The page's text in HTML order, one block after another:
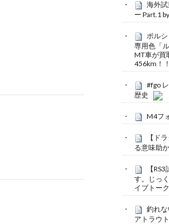
海外
ー Part.1
ポル
専用色「
MT車が買
456km！！
#fgo
歴史
M4フ
【ド
る意味助
【
す。じっ
イブトー
釣れ
アトラウ